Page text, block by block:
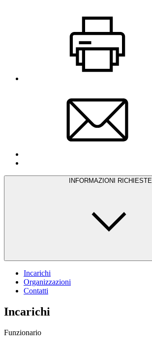
INFORMAZIONI RICHIESTE
Incarichi
Organizzazioni
Contatti
Incarichi
Funzionario